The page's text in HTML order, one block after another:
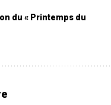
du « Printemps du